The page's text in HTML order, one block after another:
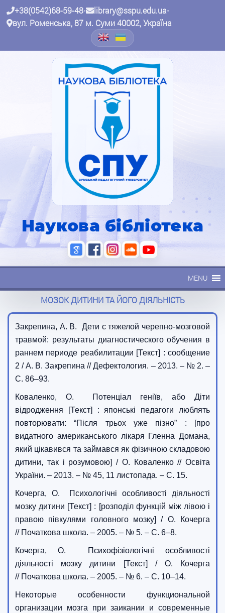
+38(0542)68-59-48• library@sspu.edu.ua•
вул. Роменська, 87 м. Суми 40002, Україна
Наукова бібліотека
MENU
МОЗОК ДИТИНИ ТА ЙОГО ДІЯЛЬНІСТЬ
Закрепина, А. В. Дети с тяжелой черепно-мозговой
травмой: результаты диагностического обучения в
раннем периоде реабилитации [Текст] : сообщение
2 / А. В. Закрепина // Дефектология. – 2013. – № 2. –
С. 86–93.
Коваленко, О. Потенціал геніїв, або Діти
відродження [Текст] : японські педагоги люблять
повторювати: “Після трьох уже пізно” : [про
видатного американського лікаря Гленна Домана,
який цікавився та займався як фізичною складовою
дитини, так і розумовою] / О. Коваленко // Освіта
України. – 2013. – № 45, 11 листопада. – C. 15.
Кочерга, О. Психологічні особливості діяльності
мозку дитини [Текст] : [розподіл функцій між лівою і
правою півкулями головного мозку] / О. Кочерга
// Початкова школа. – 2005. – № 5. – С. 6–8.
Кочерга, О. Психофізіологічні особливості
діяльності мозку дитини [Текст] / О. Кочерга
// Початкова школа. – 2005. – № 6. – С. 10–14.
Некоторые особенности функциональной
организации мозга при заикании и современные